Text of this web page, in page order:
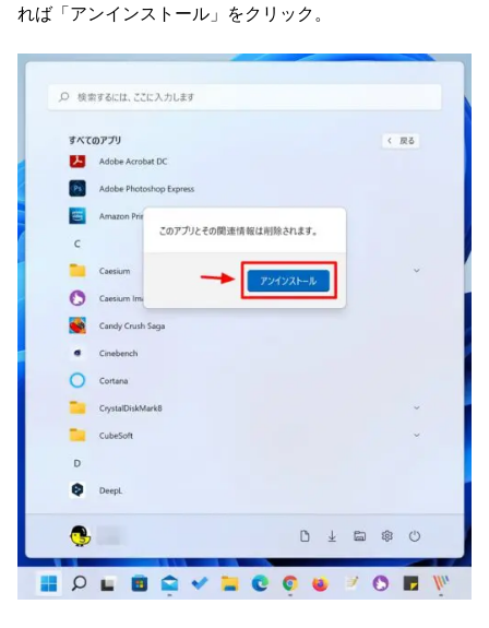
れば「アンインストール」をクリック。